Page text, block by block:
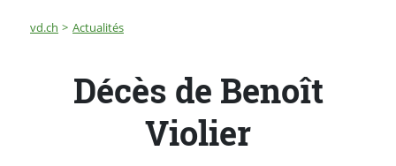
Fil d'Ariane
vd.ch Actualités
Décès de Benoît Violier
Décès de Benoît
Violier